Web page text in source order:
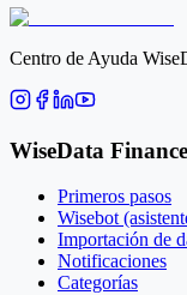
Centro de Ayuda
WiseData
Primeros pasos
Wisebot
Importación de
Notificaciones
Categorías